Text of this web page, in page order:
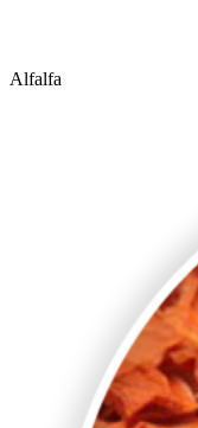
Alfalfa